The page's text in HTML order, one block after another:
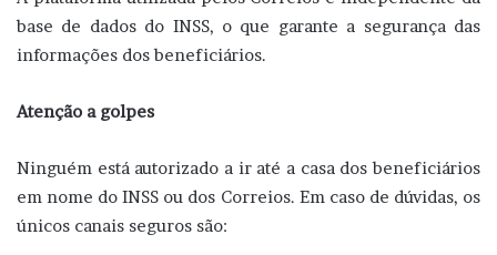
base de dados do INSS, o que garante a segurança das
informações dos beneficiários.
Atenção a golpes
Ninguém está autorizado a ir até a casa dos beneficiários
em nome do INSS ou dos Correios. Em caso de dúvidas, os
únicos canais seguros são: